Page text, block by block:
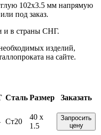
102х3.5 мм напрямую
под заказ.
и в страны СНГ.
изделий,
на сайте.
Сталь Размер
Заказать
Ст20
40 x
1.5
Запросить
цену